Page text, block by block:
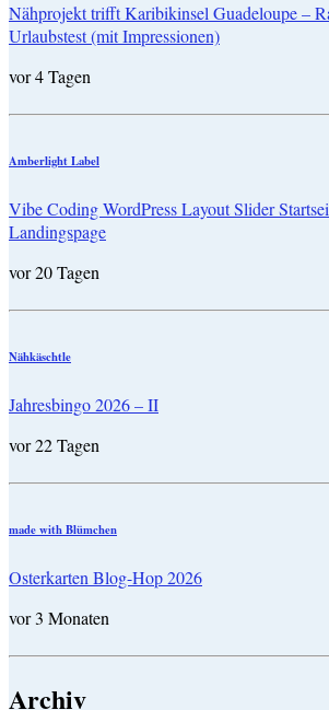
Nähprojekt trifft Karibikinsel Guadeloupe –
Urlaubstest (mit Impressionen)
vor 4 Tagen
Amberlight Label
Vibe Coding WordPress Layout Slider
Landingspage
vor 20 Tagen
Nähkäschtle
Jahresbingo 2026 – II
vor 22 Tagen
made with Blümchen
Osterkarten Blog-Hop 2026
vor 3 Monaten
Archiv